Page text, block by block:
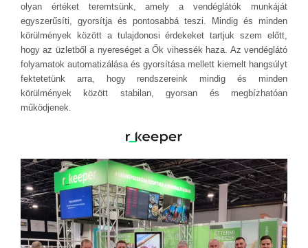
olyan értéket teremtsünk, amely a vendéglátók munkáját
egyszerűsíti, gyorsítja és pontosabbá teszi. Mindig és minden
körülmények között a tulajdonosi érdekeket tartjuk szem előtt,
hogy az üzletből a nyereséget a Ők vihessék haza. Az vendéglátó
folyamatok automatizálása és gyorsítása mellett kiemelt hangsúlyt
fektetetünk arra, hogy rendszereink mindig és minden
körülmények között stabilan, gyorsan és megbízhatóan
működjenek.